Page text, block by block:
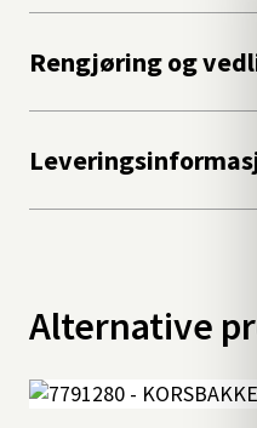
Rengjøring og
Alternative